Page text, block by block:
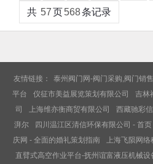
共 57页568条记录
友情链接： 泰州阀门网-阀门采购,阀门销
平台
仪征市美益展览策划有限公司 吉林
司
上海维亦衡商贸有限公司 西藏驰彩
湃尔
四川温江区清信环保有限公司 - 首页
庆网 - 全面的婚礼策划指南
上海飞陨网
直臂式高空作业平台-抚州谊富液压机械设